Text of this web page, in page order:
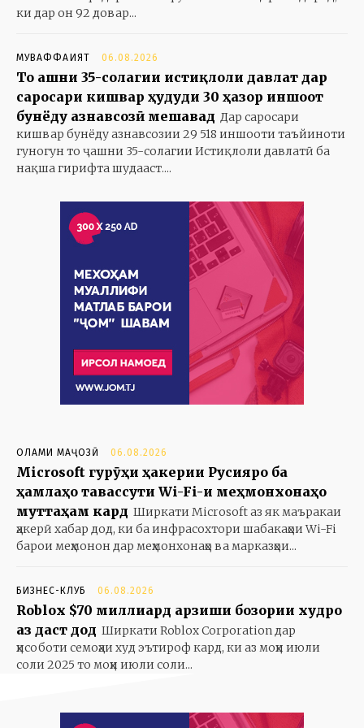
ки дар он 92 довар...
МУВАФФАҚИЯТ 06.08.2026
То ҷашни 35-солагии истиқлоли давлат дар
саросари кишвар ҳудуди 30 ҳазор иншоот
бунёду азнавсозӣ мешавад Дар саросари
кишвар бунёду азнавсозии 29 518 иншооти таъйиноти
гуногун то ҷашни 35-солагии Истиқлоли давлатӣ ба
нақша гирифта шудааст....
ОЛАМИ МАҶОЗӢ 06.08.2026
Microsoft гурӯҳи ҳакерии Русияро ба
ҳамлаҳо тавассути Wi-Fi-и меҳмонхонаҳо
муттаҳам кард Ширкати Microsoft аз як маъракаи
ҳакерӣ хабар дод, ки ба инфрасохтори шабакаҳои Wi-Fi
барои меҳмонон дар меҳмонхонаҳо ва марказҳои...
БИЗНЕС-КЛУБ 06.08.2026
Roblox $70 миллиард арзиши бозории худро
аз даст дод Ширкати Roblox Corporation дар
ҳисоботи семоҳаи худ эътироф кард, ки аз моҳи июли
соли 2025 то моҳи июли соли...